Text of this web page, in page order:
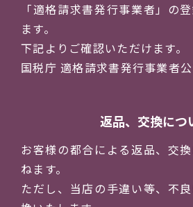
「適格請求書発行事業者」の
ます。
下記よりご確認いただけます。
国税庁 適格請求書発行事業者
返品、交換につ
お客様の都合による返品、交
ねます。
ただし、当店の手違い等、不